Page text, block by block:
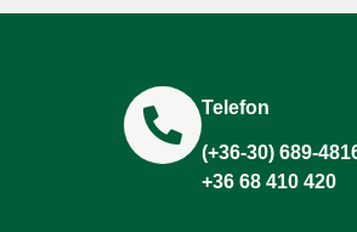
Telefon
(+36-30) 689-
+36 68 410 420